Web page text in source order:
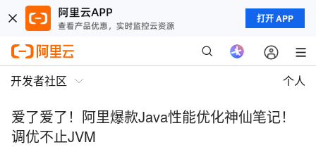
打开 APP
开发者社区 个人
爱了爱了！阿里爆款Java性能优化神仙笔记！
调优不止JVM